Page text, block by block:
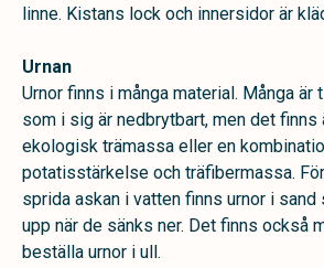
linne. Kistans lock och innersidor är
Urnan
Urnor finns i många material. Många är
som i sig är nedbrytbart, men det finns
ekologisk trämassa eller en
potatisstärkelse och träfibermassa.
sprida askan i vatten finns urnor i
upp när de sänks ner. Det finns också
beställa urnor i ull.